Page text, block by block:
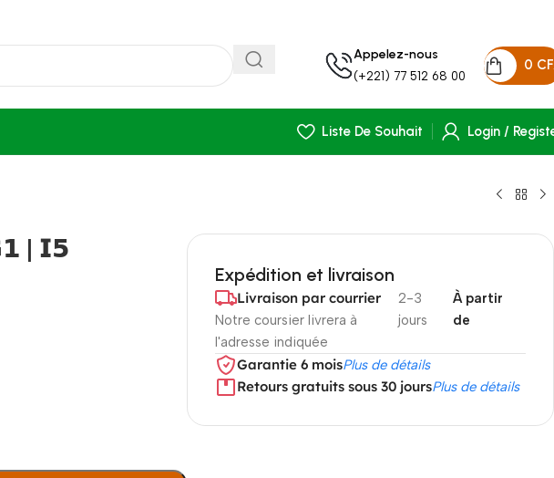
Appelez-nous
(+221) 77 512 68 00
0
Liste De Souhait Login /
| 𝗜𝟱
Expédition et livraison
Livraison par courrier
Notre coursier livrera à
l'adresse indiquée
2-3
jours
À partir
de
Garantie 6 moisPlus de détails
Retours gratuits sous 30 joursPlus de détails